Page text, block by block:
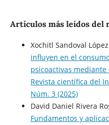
Artículos más leídos del
Xochitl Sandoval
influyen en el
psicoactivas
Revista científica del
Núm. 3 (2025)
David Daniel Rivera
Fundamentos y